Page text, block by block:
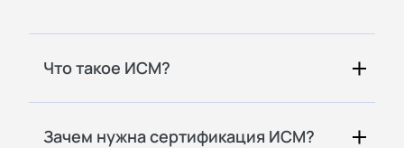
Что такое ИСМ?
Зачем нужна сертификация ИСМ?